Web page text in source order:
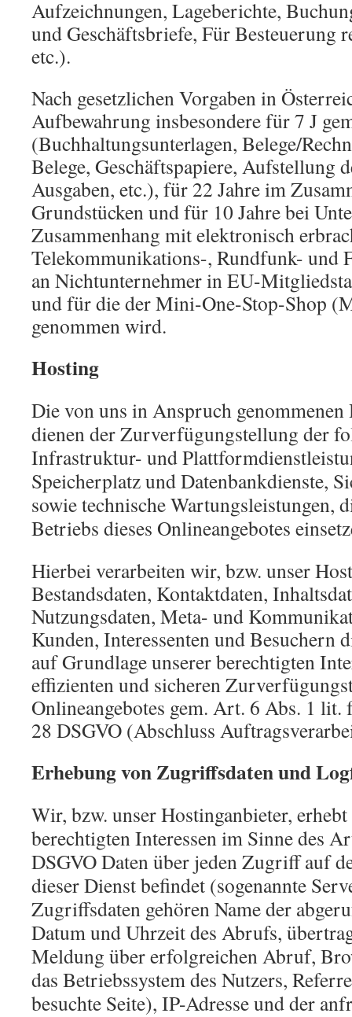
Aufzeichnungen, Lageberichte,
und Geschäftsbriefe, Für Besteuerung
etc.).
Nach gesetzlichen Vorgaben in
Aufbewahrung insbesondere für 7 J
(Buchhaltungsunterlagen, Belege/
Belege, Geschäftspapiere, Aufstellung
Ausgaben, etc.), für 22 Jahre im
Grundstücken und für 10 Jahre bei
Zusammenhang mit elektronisch
Telekommunikations-, Rundfunk- und
an Nichtunternehmer in EU-
und für die der Mini-One-Stop-Shop
genommen wird.
Hosting
Die von uns in Anspruch
dienen der Zurverfügungstellung der
Infrastruktur- und
Speicherplatz und Datenbankdienste,
sowie technische Wartungsleistungen,
Betriebs dieses Onlineangebotes
Hierbei verarbeiten wir, bzw. unser
Bestandsdaten, Kontaktdaten,
Nutzungsdaten, Meta- und
Kunden, Interessenten und Besuchern
auf Grundlage unserer berechtigten
effizienten und sicheren
Onlineangebotes gem. Art. 6 Abs. 1
28 DSGVO (Abschluss
Erhebung von Zugriffsdaten und
Wir, bzw. unser Hostinganbieter,
berechtigten Interessen im Sinne des
DSGVO Daten über jeden Zugriff auf
dieser Dienst befindet (sogenannte
Zugriffsdaten gehören Name der
Datum und Uhrzeit des Abrufs,
Meldung über erfolgreichen Abruf,
das Betriebssystem des Nutzers,
besuchte Seite), IP-Adresse und der